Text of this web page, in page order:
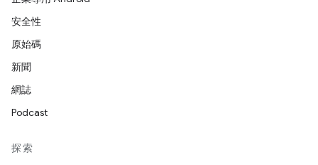
安全性
原始碼
新聞
網誌
Podcast
探索